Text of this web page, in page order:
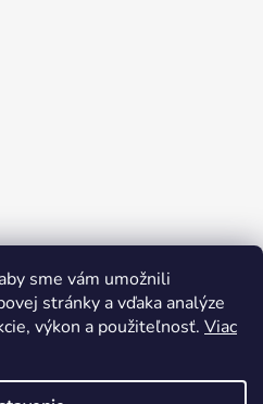
sme vám umožnili
stránky a vďaka analýze
výkon a použiteľnosť. Viac